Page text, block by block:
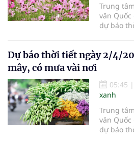
Trung
văn
dự báo
Dự báo thời tiết ngày 2/4/
mây, có mưa vài nơi
05:45 |
xanh
Trung
văn
dự báo